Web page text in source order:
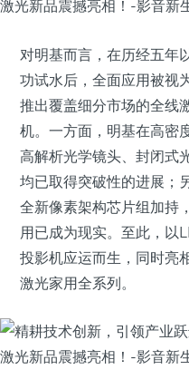
对明基而言，在历经五年
功试水后，全面应用被视
推出覆盖细分市场的全线
机。一方面，明基在高密
高解析光学镜头、封闭式
均已取得突破性的进展；
全新像素架构芯片组加持
用已成为现实。至此，以
投影机应运而生，同时亮
激光家用全系列。